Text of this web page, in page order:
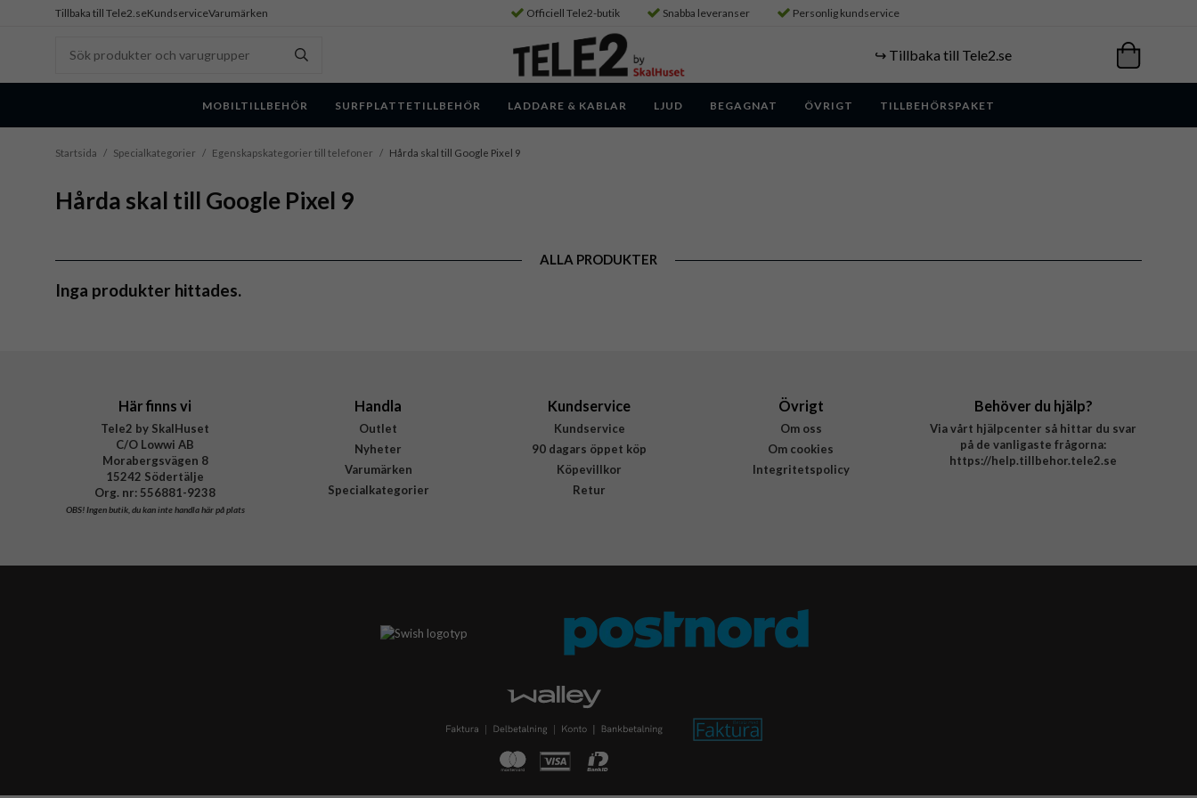
Tillbaka till Tele2.seKundserviceVarumärken Officiell Tele2-butik Snabba leveranser Personlig kundservice
↪️ Tillbaka till Tele2.se
MOBILTILLBEHÖR SURFPLATTETILLBEHÖR LADDARE & KABLAR LJUD BEGAGNAT ÖVRIGT TILLBEHÖRSPAKET
Startsida / Specialkategorier / Egenskapskategorier till telefoner / Hårda skal till Google Pixel 9
Hårda skal till Google Pixel 9
ALLA PRODUKTER
Inga produkter hittades.
Här finns vi
Tele2 by SkalHuset
C/O Lowwi AB
Morabergsvägen 8
15242 Södertälje
Org. nr: 556881-9238
OBS!Ingen butik, du kan inte handla här på plats
Handla
Outlet
Nyheter
Varumärken
Specialkategorier
Kundservice
Kundservice
90 dagars öppet köp
Köpevillkor
Retur
Övrigt
Om oss
Om cookies
Integritetspolicy
Behöver du hjälp?
Via vårt hjälpcenter så hittar du svar
på de vanligaste frågorna:
https://help.tillbehor.tele2.se